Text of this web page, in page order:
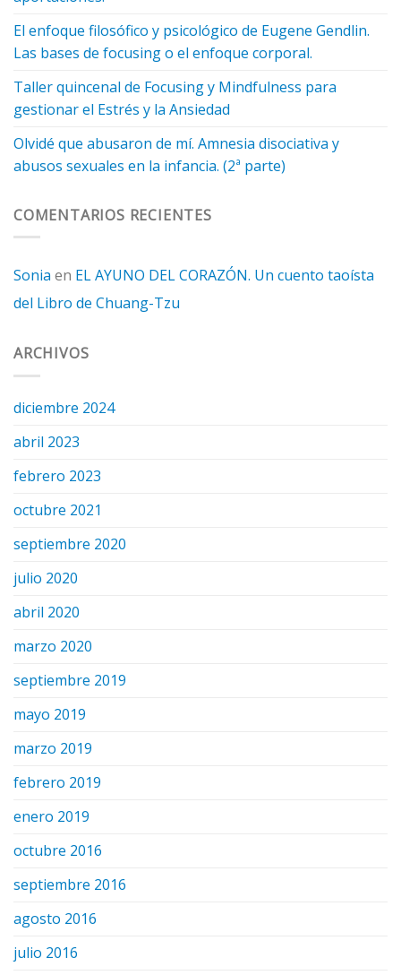
El enfoque filosófico y psicológico de Eugene Gendlin.
Las bases de focusing o el enfoque corporal.
Taller quincenal de Focusing y Mindfulness para
gestionar el Estrés y la Ansiedad
Olvidé que abusaron de mí. Amnesia disociativa y
abusos sexuales en la infancia. (2ª parte)
COMENTARIOS RECIENTES
Sonia en EL AYUNO DEL CORAZÓN. Un cuento taoísta
del Libro de Chuang-Tzu
ARCHIVOS
diciembre 2024
abril 2023
febrero 2023
octubre 2021
septiembre 2020
julio 2020
abril 2020
marzo 2020
septiembre 2019
mayo 2019
marzo 2019
febrero 2019
enero 2019
octubre 2016
septiembre 2016
agosto 2016
julio 2016